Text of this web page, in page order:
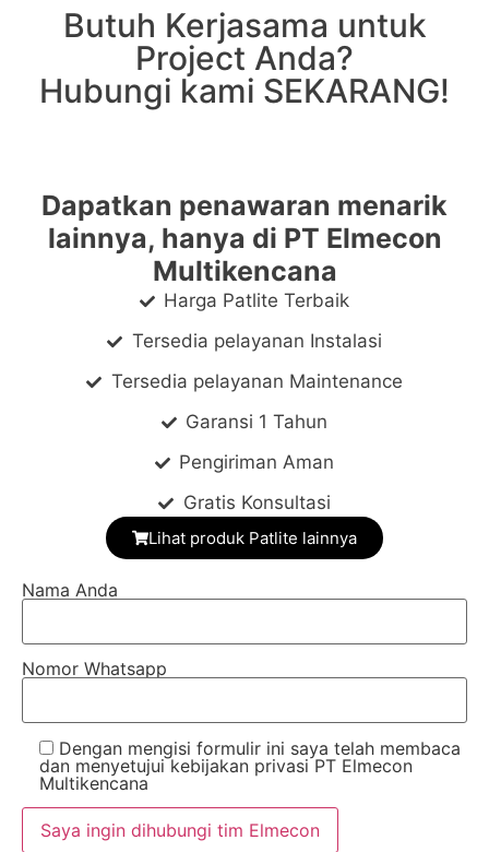
Butuh Kerjasama untuk
Project Anda?
Hubungi kami SEKARANG!
Dapatkan penawaran menarik
lainnya, hanya di PT Elmecon
Multikencana
Harga Patlite Terbaik
Tersedia pelayanan Instalasi
Tersedia pelayanan Maintenance
Garansi 1 Tahun
Pengiriman Aman
Gratis Konsultasi
Lihat produk Patlite lainnya
Nama Anda
Nomor Whatsapp
Dengan mengisi formulir ini saya telah membaca
dan menyetujui kebijakan privasi PT Elmecon
Multikencana